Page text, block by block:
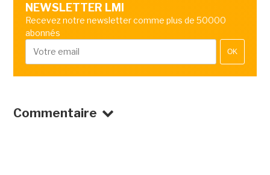
NEWSLETTER LMI
Recevez notre newsletter comme plus de 50000
abonnés
OK
Commentaire